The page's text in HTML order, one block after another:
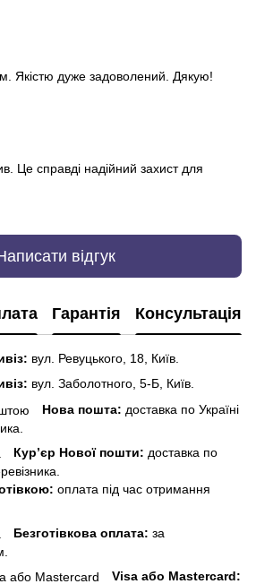
Якістю дуже задоволений. Дякую!
Це справді надійний захист для
відгук
Гарантія Консультація
вул. Ревуцького, 18, Київ.
вул. Заболотного, 5-Б, Київ.
Нова пошта: доставка по Україні
Кур’єр Нової пошти: доставка по
оплата під час отримання
Безготівкова оплата: за
Visa або Mastercard: